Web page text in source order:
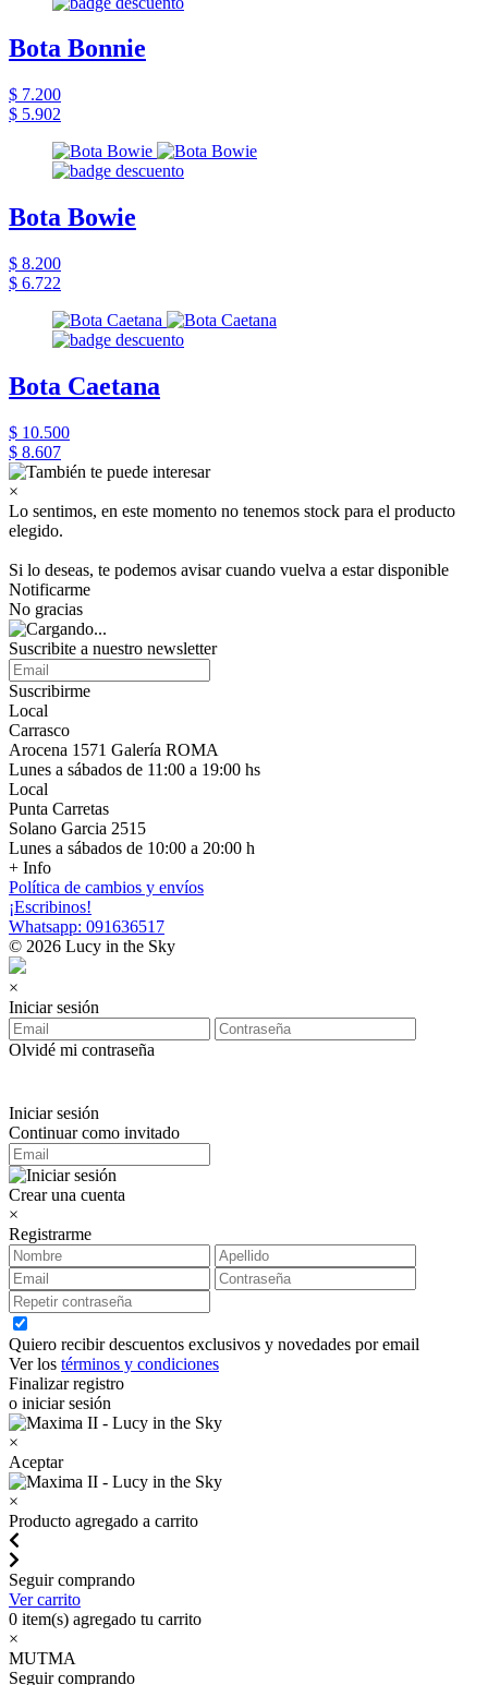
Bota Bonnie
$ 7.200
$ 5.902
Bota Bowie
$ 8.200
$ 6.722
Bota Caetana
$ 10.500
$ 8.607
×
Lo sentimos, en este momento no tenemos stock para el producto
elegido.
Si lo deseas, te podemos avisar cuando vuelva a estar disponible
Notificarme
No gracias
Suscribite a nuestro newsletter
Suscribirme
Local
Carrasco
Arocena 1571 Galería ROMA
Lunes a sábados de 11:00 a 19:00 hs
Local
Punta Carretas
Solano Garcia 2515
Lunes a sábados de 10:00 a 20:00 h
+ Info
Política de cambios y envíos
¡Escribinos!
Whatsapp: 091636517
© 2026 Lucy in the Sky
×
Iniciar sesión
Olvidé mi contraseña
Iniciar sesión
Continuar como invitado
Crear una cuenta
×
Registrarme
Quiero recibir descuentos exclusivos y novedades por email
Ver los términos y condiciones
Finalizar registro
o iniciar sesión
×
Aceptar
×
Producto agregado a carrito
Seguir comprando
Ver carrito
0 item(s) agregado tu carrito
×
MUTMA
Seguir comprando